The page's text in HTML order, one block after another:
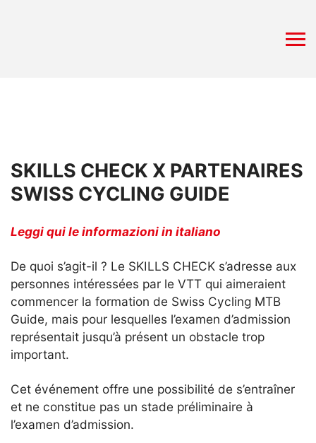
SKILLS CHECK X PARTENAIRES
SWISS CYCLING GUIDE
Leggi qui le informazioni in italiano
De quoi s’agit-il ? Le SKILLS CHECK s’adresse aux
personnes intéressées par le VTT qui aimeraient
commencer la formation de Swiss Cycling MTB
Guide, mais pour lesquelles l’examen d’admission
représentait jusqu’à présent un obstacle trop
important.
Cet événement offre une possibilité de s’entraîner
et ne constitue pas un stade préliminaire à
l’examen d’admission.